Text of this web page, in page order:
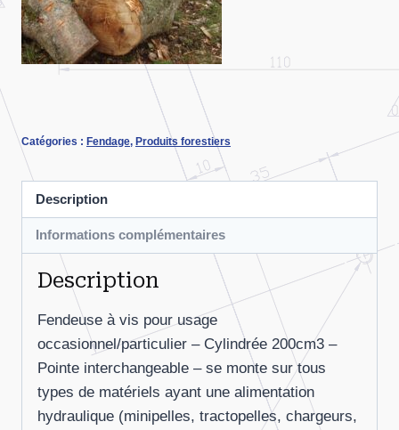
Catégories : Fendage, Produits forestiers
Description
Informations complémentaires
Description
Fendeuse à vis pour usage
occasionnel/particulier – Cylindrée 200cm3 –
Pointe interchangeable – se monte sur tous
types de matériels ayant une alimentation
hydraulique (minipelles, tractopelles, chargeurs,